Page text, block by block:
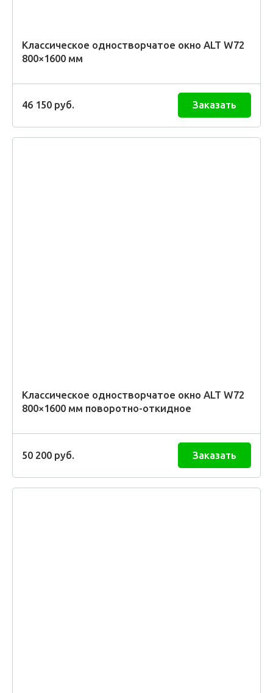
Классическое одностворчатое окно ALT W72
800×1600 мм
46 150 руб. Заказать
Классическое одностворчатое окно ALT W72
800×1600 мм поворотно-откидное
50 200 руб. Заказать